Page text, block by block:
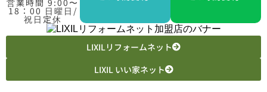
18：00 日曜日/
祝日定休
LIXILリフォームネット
LIXIL いい家ネット